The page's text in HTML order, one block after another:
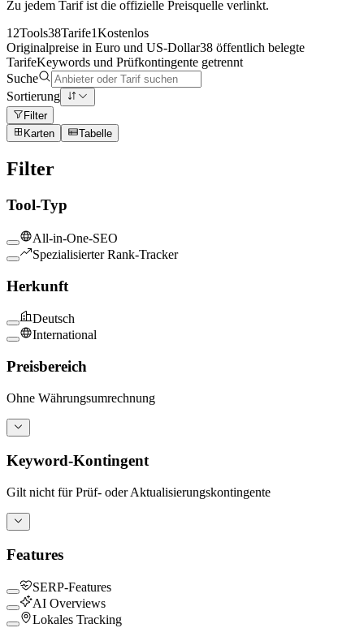
Zu jedem Tarif ist die offizielle Preisquelle verlinkt.
12Tools38Tarife1Kostenlos
Originalpreise in Euro und US-Dollar38 öffentlich belegte
TarifeKeywords und Prüfkontingente getrennt
Suche
Sortierung
Filter
Karten
Tabelle
Filter
Tool-Typ
All-in-One-SEO
Spezialisierter Rank-Tracker
Herkunft
Deutsch
International
Preisbereich
Ohne Währungsumrechnung
Keyword-Kontingent
Gilt nicht für Prüf- oder Aktualisierungskontingente
Features
SERP-Features
AI Overviews
Lokales Tracking